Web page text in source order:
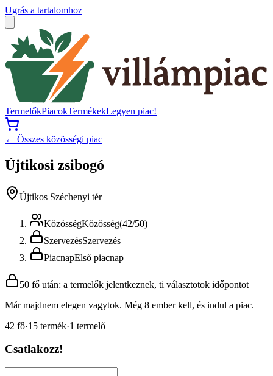
Ugrás a tartalomhoz
TermelőkPiacokTermékekLegyen piac!
← Összes közösségi piac
Újtikosi zsibogó
Újtikos Széchenyi tér
KözösségKözösség(42/50)
SzervezésSzervezés
PiacnapElső piacnap
50 fő után: a termelők jelentkeznek, ti választotok időpontot
Már majdnem elegen vagytok. Még 8 ember kell, és indul a piac.
42 fő·15 termék·1 termelő
Csatlakozz!